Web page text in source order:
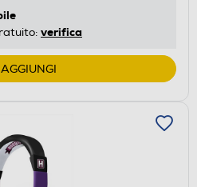
verifica
AGGIUNGI